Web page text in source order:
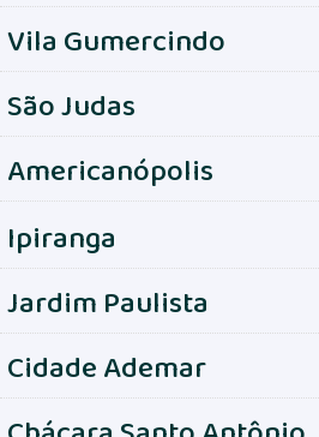
Vila Gumercindo
São Judas
Americanópolis
Ipiranga
Jardim Paulista
Cidade Ademar